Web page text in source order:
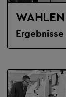
WAHLEN